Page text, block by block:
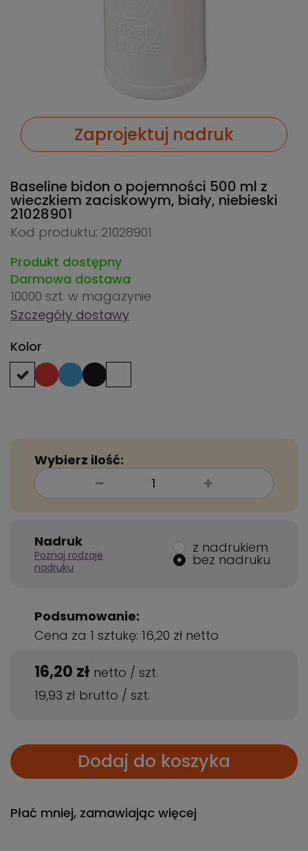
Zaprojektuj nadruk
Baseline bidon o pojemności 500 ml z
wieczkiem zaciskowym, biały, niebieski
21028901
Kod produktu: 21028901
Produkt dostępny
Darmowa dostawa
10000 szt. w magazynie
Szczegóły dostawy
Kolor
Wybierz ilość:
Nadruk
Poznaj rodzaje
nadruku
z nadrukiem
bez nadruku
Podsumowanie:
Cena za 1 sztukę: 16,20 zł netto
16,20 zł netto / szt.
19,93 zł brutto / szt.
Dodaj do koszyka
Płać mniej, zamawiając więcej